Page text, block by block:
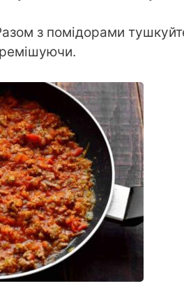
з помідорами